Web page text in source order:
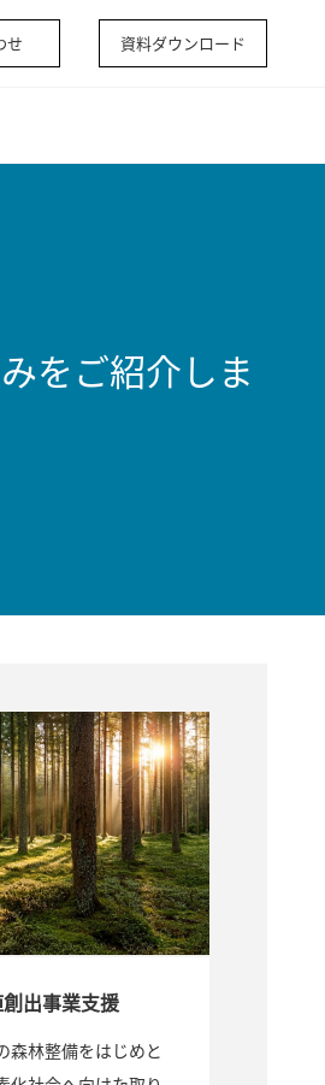
せ 資料ダウンロード
をご紹介しま
出事業支援
森林整備をはじめと